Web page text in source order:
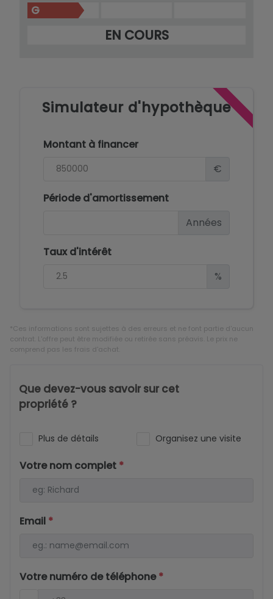
G
EN COURS
Simulateur d'hypothèque
Montant à financer
€
Période d'amortissement
Années
Taux d'intérêt
%
*Ces informations sont sujettes à des erreurs et ne font partie d'aucun
contrat. L'offre peut être modifiée ou retirée sans préavis. Le prix ne
comprend pas les frais d'achat.
Que devez-vous savoir sur cet
propriété ?
Plus de détails Organisez une visite
Votre nom complet *
Email *
Votre numéro de téléphone*